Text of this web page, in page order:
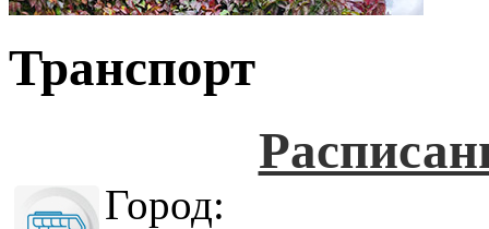
Транспорт
Город: